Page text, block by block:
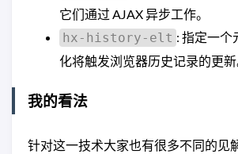
它们通过 AJAX 异步工作。
hx-history-elt : 指定一个
化将触发浏览器历史记录的更新
我的看法
针对这一技术大家也有很多不同的见